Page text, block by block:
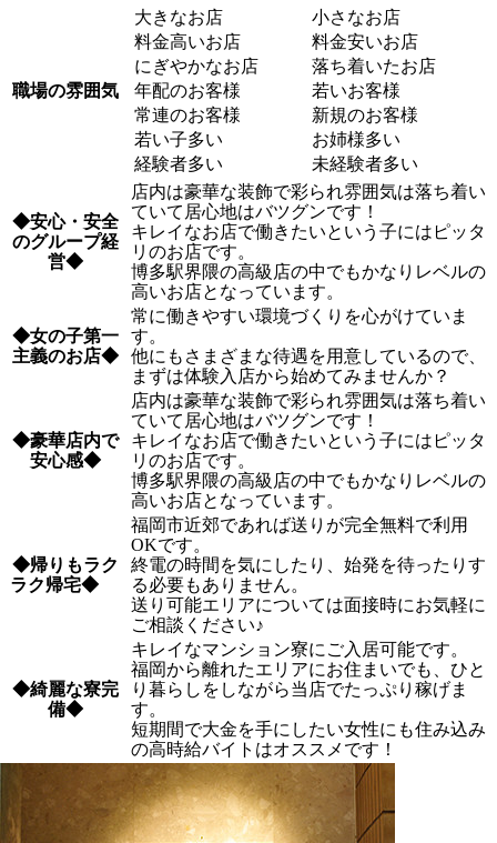
職場の雰囲気
大きなお店
小さなお店
料金高いお店
料金安いお店
にぎやかなお店
落ち着いたお店
年配のお客様
若いお客様
常連のお客様
新規のお客様
若い子多い
お姉様多い
経験者多い
未経験者多い
◆安心・安全
のグループ経
営◆
店内は豪華な装飾で彩られ雰囲気は落ち着い
ていて居心地はバツグンです！
キレイなお店で働きたいという子にはピッタ
リのお店です。
博多駅界隈の高級店の中でもかなりレベルの
高いお店となっています。
◆女の子第一
主義のお店◆
常に働きやすい環境づくりを心がけていま
す。
他にもさまざまな待遇を用意しているので、
まずは体験入店から始めてみませんか？
◆豪華店内で
安心感◆
店内は豪華な装飾で彩られ雰囲気は落ち着い
ていて居心地はバツグンです！
キレイなお店で働きたいという子にはピッタ
リのお店です。
博多駅界隈の高級店の中でもかなりレベルの
高いお店となっています。
◆帰りもラク
ラク帰宅◆
福岡市近郊であれば送りが完全無料で利用
OKです。
終電の時間を気にしたり、始発を待ったりす
る必要もありません。
送り可能エリアについては面接時にお気軽に
ご相談ください♪
◆綺麗な寮完
備◆
キレイなマンション寮にご入居可能です。
福岡から離れたエリアにお住まいでも、ひと
り暮らしをしながら当店でたっぷり稼げま
す。
短期間で大金を手にしたい女性にも住み込み
の高時給バイトはオススメです！